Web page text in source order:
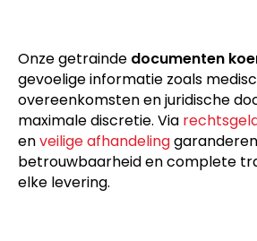
Onze getrainde documenten
gevoelige informatie zoals
overeenkomsten en juridische
maximale discretie. Via
enveilige afhandeling
betrouwbaarheid en complete
elke levering.